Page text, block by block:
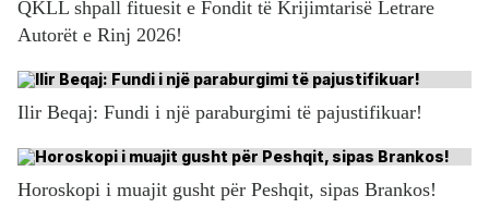
QKLL shpall fituesit e Fondit të Krijimtarisë Letrare
Autorët e Rinj 2026!
Ilir Beqaj: Fundi i një paraburgimi të pajustifikuar!
Horoskopi i muajit gusht për Peshqit, sipas Brankos!